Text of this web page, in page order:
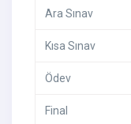
Ara Sınav
Kısa Sınav
Ödev
Final